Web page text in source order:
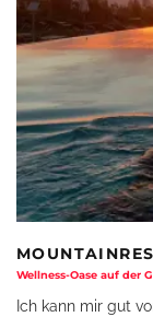
Wellness-Oase auf der
Ich kann mir gut